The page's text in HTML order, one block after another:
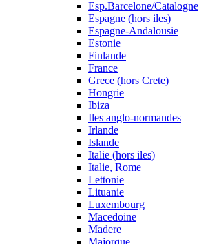
Esp.Barcelone/Catalogne
Espagne (hors iles)
Espagne-Andalousie
Estonie
Finlande
France
Grece (hors Crete)
Hongrie
Ibiza
Iles anglo-normandes
Irlande
Islande
Italie (hors iles)
Italie, Rome
Lettonie
Lituanie
Luxembourg
Macedoine
Madere
Majorque